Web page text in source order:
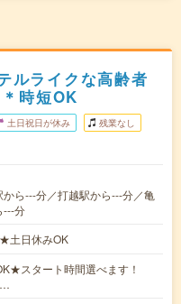
ルライクな高齢者
時短OK
土日祝日が休み 残業なし
ら---分／打越駅から---分／亀
---分
土日休みOK
スタート時間選べます！